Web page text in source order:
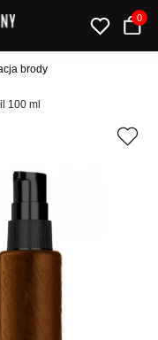
0
brody
100 ml